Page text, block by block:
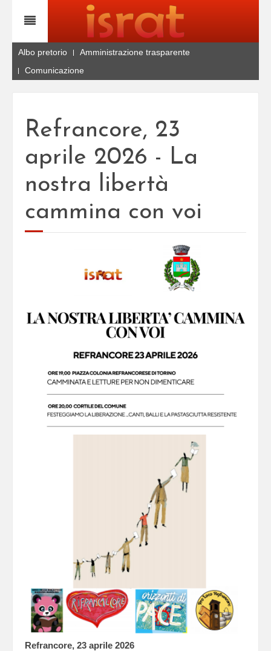
Albo pretorio
Amministrazione trasparente
Comunicazione
Refrancore, 23
aprile 2026 - La
nostra libertà
cammina con voi
Refrancore, 23 aprile 2026